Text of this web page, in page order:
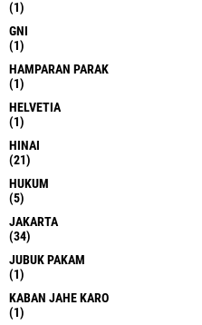
(1)
GNI
(1)
HAMPARAN PARAK
(1)
HELVETIA
(1)
HINAI
(21)
HUKUM
(5)
JAKARTA
(34)
JUBUK PAKAM
(1)
KABAN JAHE KARO
(1)